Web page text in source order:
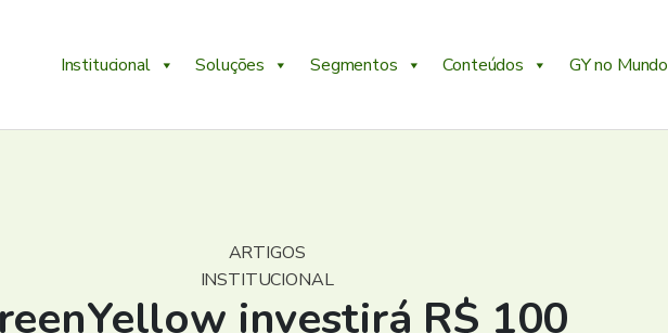
Institucional Soluções Segmentos Conteúdos GY no Mundo
ARTIGOS
INSTITUCIONAL
investirá R$ 100